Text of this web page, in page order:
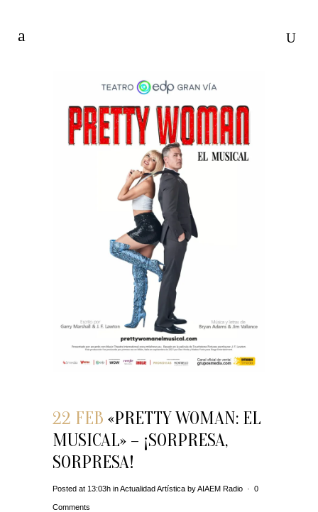
22 FEB «PRETTY WOMAN: EL
MUSICAL» – ¡SORPRESA,
SORPRESA!
Posted at 13:03h inActualidad Artística byAIAEM Radio 0
Comments